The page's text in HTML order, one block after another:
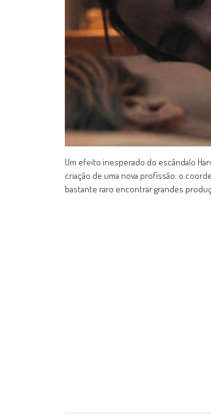
Um efeito inesperado do escândalo
criação de uma nova profissão: o
bastante raro encontrar grandes